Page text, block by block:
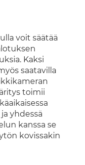
voit säätää
Kaksi
saatavilla
toimii
yhdessä
kanssa se
kovissakin